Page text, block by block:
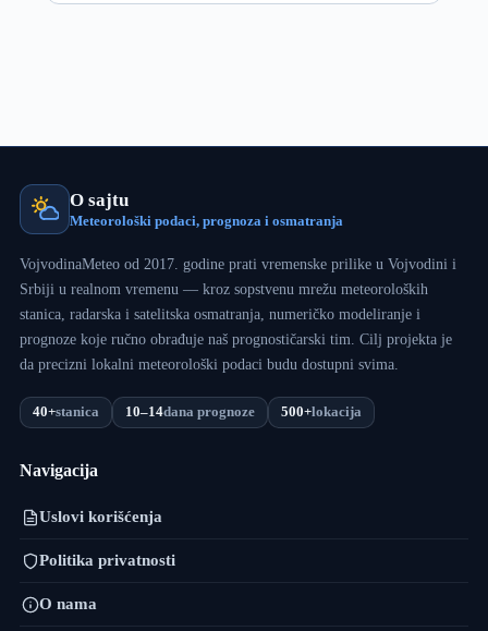
O sajtu
Meteorološki podaci, prognoza i osmatranja
VojvodinaMeteo od 2017. godine prati vremenske prilike u Vojvodini i
Srbiji u realnom vremenu — kroz sopstvenu mrežu meteoroloških
stanica, radarska i satelitska osmatranja, numeričko modeliranje i
prognoze koje ručno obrađuje naš prognostičarski tim. Cilj projekta je
da precizni lokalni meteorološki podaci budu dostupni svima.
40+stanica 10–14dana prognoze 500+lokacija
Navigacija
Uslovi korišćenja
Politika privatnosti
O nama